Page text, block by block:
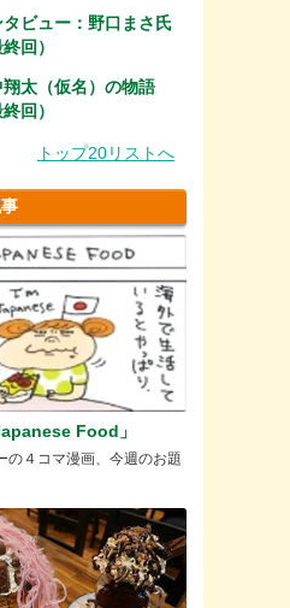
タビュー：野口まさ氏
終回）
翔太（仮名）の物語
終回）
トップ20リストへ
Food」
の４コマ漫画、今週のお題